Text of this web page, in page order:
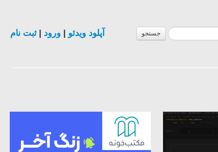
جستجو آپلود ویدئو ورود |ثبت نام